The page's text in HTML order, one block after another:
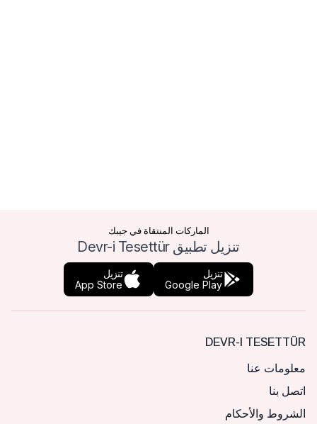
الماركات المنتقاة في جيبك
تنزيل تطبيق Devr-i Tesettür
تنزيل
Google Play
تنزيل
App Store
DEVR-I TESETTÜR
معلومات عنا
اتصل بنا
الشروط والأحكام